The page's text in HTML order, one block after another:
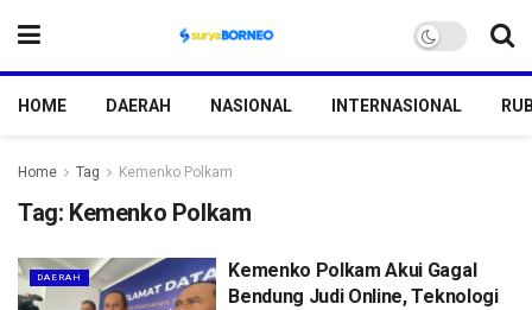
HOME DAERAH NASIONAL INTERNASIONAL
Home Tag Kemenko Polkam
Tag: Kemenko Polkam
DAERAH
Kemenko Polkam Akui Gagal
Bendung Judi Online, Teknologi